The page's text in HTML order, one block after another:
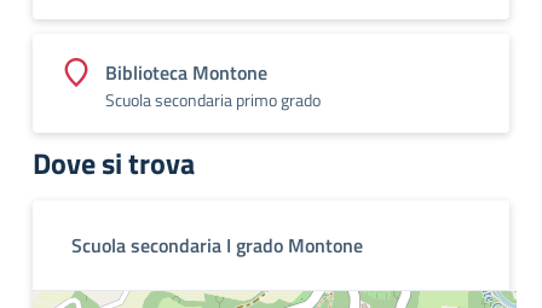
Biblioteca Montone
Scuola secondaria primo grado
Dove si trova
Scuola secondaria I grado Montone